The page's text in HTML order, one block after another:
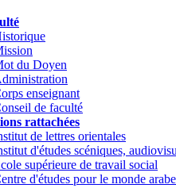
du Doyen
enseignant
de faculté
rattachées
de lettres orientales
d'études scéniques,
supérieure de travail social
d'études pour le monde